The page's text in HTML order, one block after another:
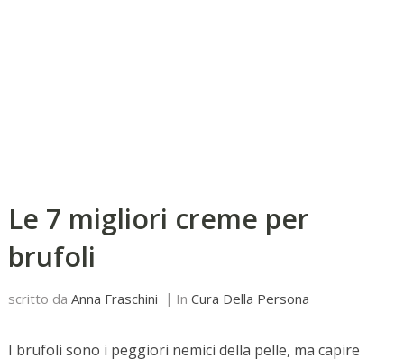
Le 7 migliori creme per
brufoli
scritto da Anna Fraschini In Cura Della Persona
I brufoli sono i peggiori nemici della pelle, ma capire